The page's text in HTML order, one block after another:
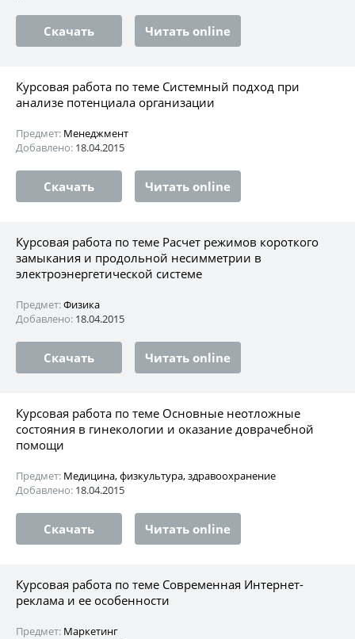
Скачать Читать online
Курсовая работа по теме Системный подход при
анализе потенциала организации
Предмет: Менеджмент
Добавлено: 18.04.2015
Скачать Читать online
Курсовая работа по теме Расчет режимов короткого
замыкания и продольной несимметрии в
электроэнергетической системе
Предмет:Физика
Добавлено: 18.04.2015
Скачать Читать online
Курсовая работа по теме Основные неотложные
состояния в гинекологии и оказание доврачебной
помощи
Предмет: Медицина, физкультура, здравоохранение
Добавлено: 18.04.2015
Скачать Читать online
Курсовая работа по теме Современная Интернет-
реклама и ее особенности
Предмет: Маркетинг